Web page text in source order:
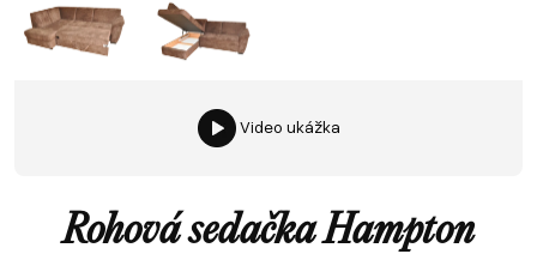
Video ukážka
Rohová sedačka Hampton